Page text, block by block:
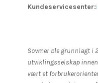
Kundeservicesenter:
Sovmer ble grunnlagt i
utviklingsselskap innen
vært et